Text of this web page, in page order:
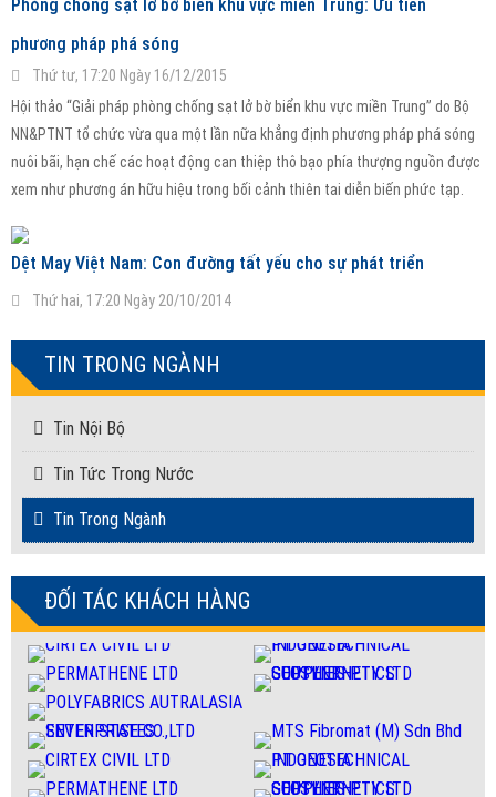
TIN TRONG NGÀNH
Tin Nội Bộ
Tin Tức Trong Nước
Tin Trong Ngành
ĐỐI TÁC KHÁCH HÀNG
Phòng chống sạt lở bờ biển khu vực miền Trung: Ưu tiên
phương pháp phá sóng
Thứ tư, 17:20 Ngày 16/12/2015
Hội thảo “Giải pháp phòng chống sạt lở bờ biển khu vực miền Trung” do Bộ
NN&PTNT tổ chức vừa qua một lần nữa khẳng định phương pháp phá sóng
nuôi bãi, hạn chế các hoạt động can thiệp thô bạo phía thượng nguồn được
xem như phương án hữu hiệu trong bối cảnh thiên tai diễn biến phức tạp.
Dệt May Việt Nam: Con đường tất yếu cho sự phát triển
Thứ hai, 17:20 Ngày 20/10/2014